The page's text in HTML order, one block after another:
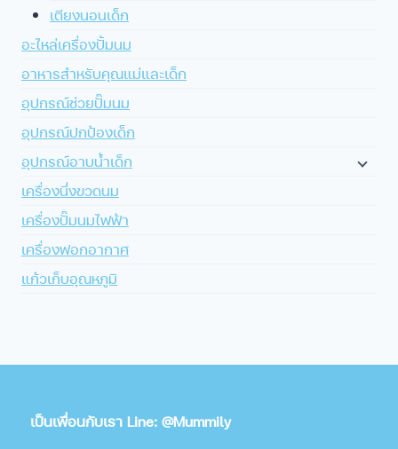
เตียงนอนเด็ก
อะไหล่เครื่องปั้มนม
อาหารสำหรับคุณแม่และเด็ก
อุปกรณ์ช่วยปั๊มนม
อุปกรณ์ปกป้องเด็ก
อุปกรณ์อาบน้ำเด็ก
เครื่องนึ่งขวดนม
เครื่องปั๊มนมไฟฟ้า
เครื่องฟอกอากาศ
แก้วเก็บอุณหภูมิ
เป็นเพื่อนกับเรา Line: @Mummily